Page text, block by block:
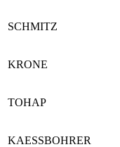
SCHMITZ
KRONE
ТОНАР
KAESSBOHRER